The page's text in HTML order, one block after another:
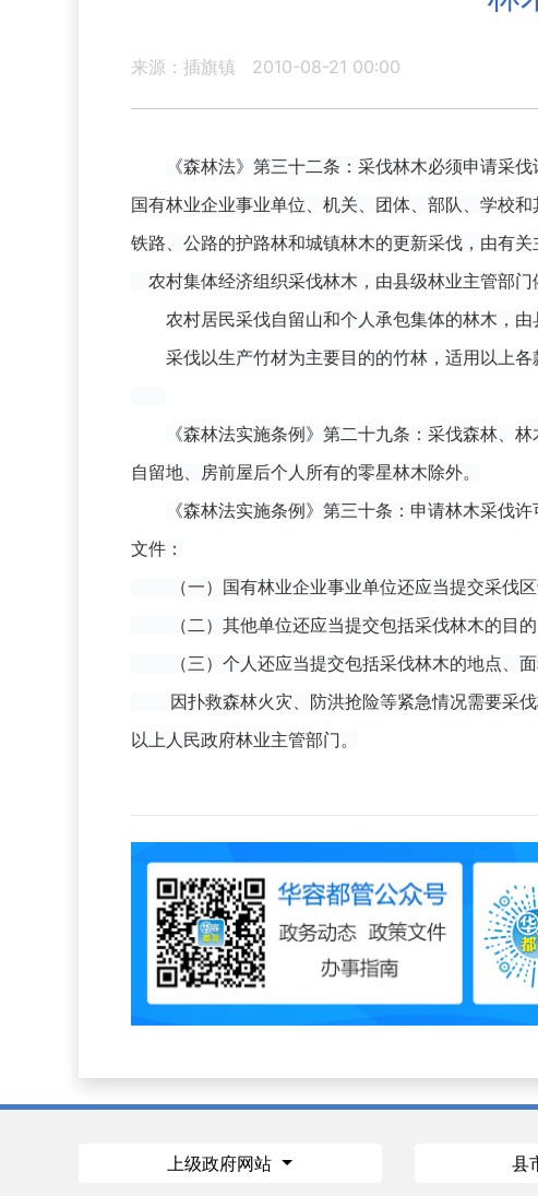
来源：插旗镇 2010-08-21 00:00
《森林法》第三十二条：采伐林木必须申请采
国有林业企业事业单位、机关、团体、部队、学校
铁路、公路的护路林和城镇林木的更新采伐，由有
农村集体经济组织采伐林木，由县级林业主管部门
农村居民采伐自留山和个人承包集体的林木，
采伐以生产竹材为主要目的的竹林，适用以上各
《森林法实施条例》第二十九条：采伐森林、
自留地、房前屋后个人所有的零星林木除外。
《森林法实施条例》第三十条：申请林木采伐
文件：
（一）国有林业企业事业单位还应当提交采伐区
（二）其他单位还应当提交包括采伐林木的目的
（三）个人还应当提交包括采伐林木的地点、面
因扑救森林火灾、防洪抢险等紧急情况需要采伐
以上人民政府林业主管部门。
上级政府网站 县